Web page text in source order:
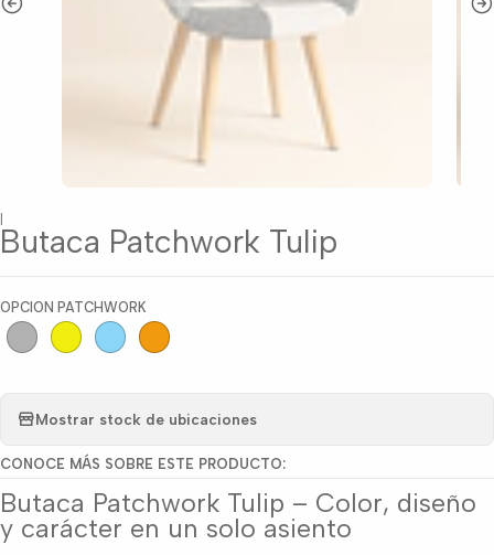
|
Butaca Patchwork Tulip
OPCION PATCHWORK
Mostrar stock de ubicaciones
CONOCE MÁS SOBRE ESTE PRODUCTO:
Butaca Patchwork Tulip – Color, diseño
y carácter en un solo asiento